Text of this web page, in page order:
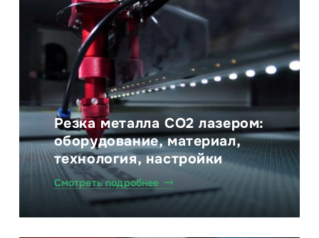
Резка металла CO2 лазером:
оборудование, материал,
технология, настройки
Смотреть подробнее